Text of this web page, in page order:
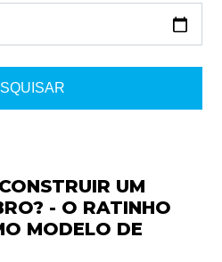
UM
- O RATINHO
MODELO DE